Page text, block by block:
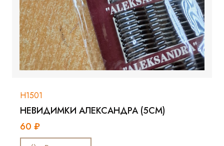
Н1501
НЕВИДИМКИ АЛЕКСАНДРА (5СМ)
60 ₽